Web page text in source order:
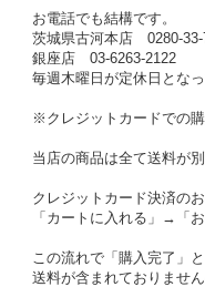
お電話でも結構です。
茨城県古河本店 0280-33-
銀座店 03-6263-2122
毎週木曜日が定休日となっ
※クレジットカードでの
当店の商品は全て送料が
クレジットカード決済の
「カートに入れる」→「
この流れで「購入完了」
送料が含まれておりませ